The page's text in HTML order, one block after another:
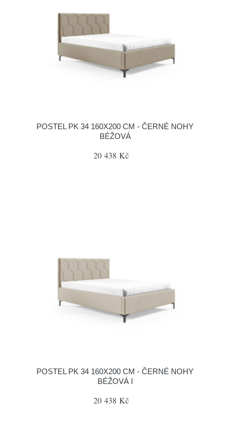
POSTEL PK 34 160X200 CM - ČERNÉ NOHY
BÉŽOVÁ
20 438 Kč
POSTEL PK 34 160X200 CM - ČERNÉ NOHY
BÉŽOVÁ I
20 438 Kč